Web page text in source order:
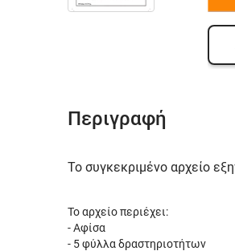
Περιγραφή
Το συγκεκριμένο αρχείο
Το αρχείο περιέχει:
- Αφίσα
- 5 φύλλα δραστηριοτήτων